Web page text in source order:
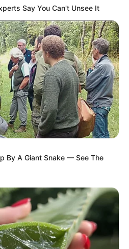
Say You Can't Unsee It
By A Giant Snake — See The